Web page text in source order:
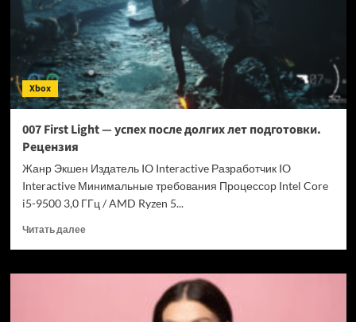
защиту
—
и
грузит
страницы
в
шесть
быстрее
Xbox
007 First Light — успех после долгих лет подготовки.
Рецензия
Жанр Экшен Издатель IO Interactive Разработчик IO
Interactive Минимальные требования Процессор Intel Core
i5-9500 3,0 ГГц / AMD Ryzen 5...
Читать далееПрочитать
007